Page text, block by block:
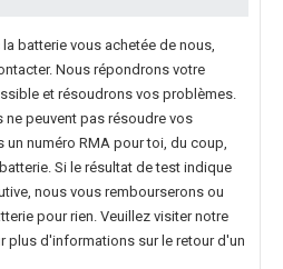
batterie vous achetée de nous,
Nous répondrons votre
et résoudrons vos problèmes.
peuvent pas résoudre vos
numéro RMA pour toi, du coup,
Si le résultat de test indique
nous vous rembourserons ou
pour rien. Veuillez visiter notre
plus d'informations sur le retour d'un